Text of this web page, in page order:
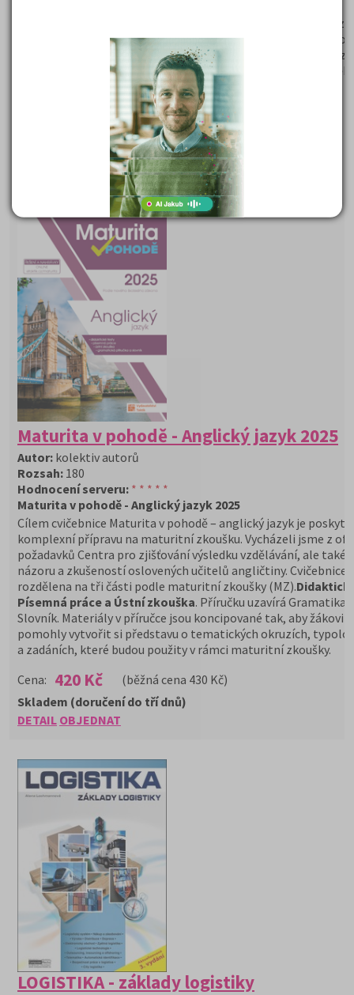
meznárodní vztahy, ekonomie, sociologie, psychologie,
etika, logika a teorie vědy, religionistika a finanční
představeny se skvělým výkladem spolu s grafy, články, odkazy,
fotografiemi a zajímavostmi i o osobnostech, které se na
(běžná cena 349 Kč)
OBJEDNAT
Skladem (doručení do tří dnů)
Maturita v pohodě - Anglický jazyk 2025
Autor: kolektiv autorů
Rozsah: 180
Hodnocení serveru: * * * * *
Maturita v pohodě - Anglický jazyk 2025
Cílem cvičebnice Maturita v pohodě – anglický jazyk je
komplexní přípravu na maturitní zkoušku. Vycházeli jsme z
požadavků Centra pro zjišťování výsledku vzdělávání, ale také z
názoru a zkušeností oslovených učitelů angličtiny. Cvičebnice
rozdělena na tři části podle maturitní zkoušky (MZ).
Písemná práce a Ústní zkouška. Příručku uzavírá Gramatika a
Slovník. Materiály v příručce jsou koncipované tak, aby žákovi
pomohly vytvořit si představu o tematických okruzích,
a zadáních, které budou použity v rámci maturitní zkoušky.
Cena: 420 Kč (běžná cena 430 Kč)
DETAIL OBJEDNAT
Skladem (doručení do tří dnů)
LOGISTIKA - základy logistiky